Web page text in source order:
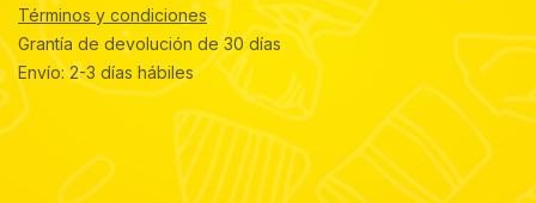
Términos y condiciones
Grantía de devolución de 30 días
Envío: 2-3 días hábiles